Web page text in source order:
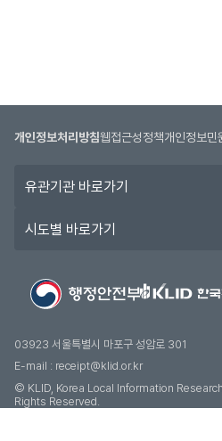
개인정보처리방침웹접근성정책개인정보민
관
도
기
03923 서울특별시 마포구 성암로 301
E-mail : receipt@klid.or.kr
© KLID, Korea Local Information
Rights Reserved.